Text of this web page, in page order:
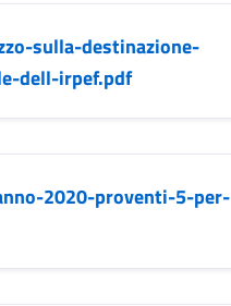
sulla-destinazione-
dell-irpef.pdf
2020-proventi-5-per-